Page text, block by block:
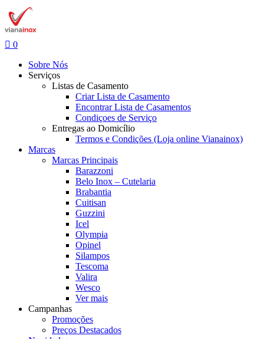
0
Sobre Nós
Serviços
Listas de Casamento
Criar Lista de Casamento
Encontrar Lista de Casamentos
Condiçoes de Serviço
Entregas ao Domicílio
Termos e Condições (Loja online Vianainox)
Marcas
Marcas Principais
Barazzoni
Belo Inox – Cutelaria
Brabantia
Cuitisan
Guzzini
Icel
Olympia
Opinel
Silampos
Tescoma
Valira
Wesco
Ver mais
Campanhas
Promoções
Preços Destacados